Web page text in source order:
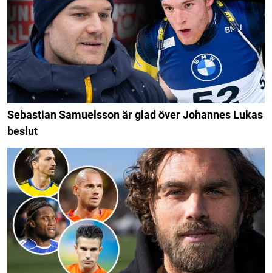
Sebastian Samuelsson är glad över Johannes Lukas
beslut